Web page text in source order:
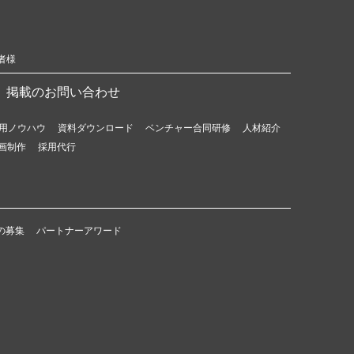
様
掲載のお問い合わせ
ノウハウ 資料ダウンロード ベンチャー合同研修
人材紹介
制作
採用代行
募集 パートナーアワード